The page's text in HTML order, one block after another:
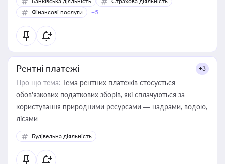
Фінансові послуги
+5
Рентні платежі +3
Про що тема: Тема рентних платежів стосується
обов’язкових податкових зборів, які сплачуються за
користування природними ресурсами — надрами, водою,
лісами
Будівельна діяльність